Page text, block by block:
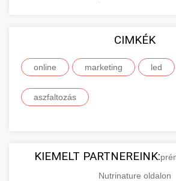
CIMKÉK
online marketing led
aszfaltozás
KIEMELT PARTNEREINK:
Nutrinature oldalon